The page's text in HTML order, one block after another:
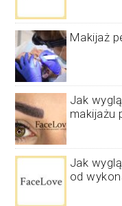
Makijaż
Jak
makijażu
Jak
od